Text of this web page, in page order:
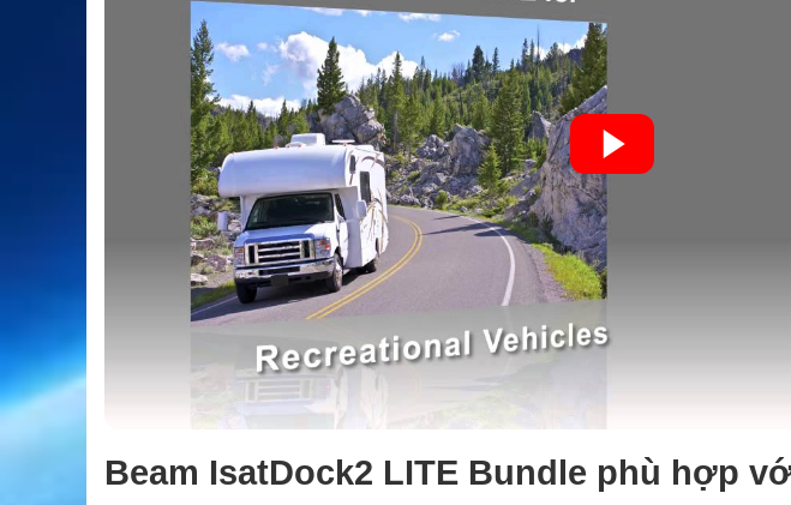
Beam IsatDock2 LITE Bundle phù hợp